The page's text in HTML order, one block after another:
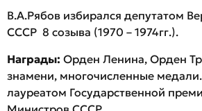
В.А.Рябов избирался депутатом
СССР 8 созыва (1970 – 1974гг.).
Награды: Орден Ленина, Орден
знамени, многочисленные
лауреатом Государственной